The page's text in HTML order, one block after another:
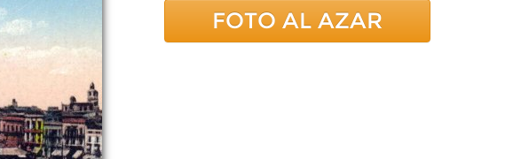
FOTO AL AZAR